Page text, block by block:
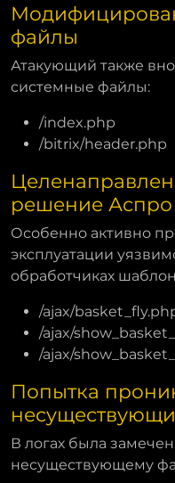
файлы
Атакующий также
системные файлы:
/index.php
/bitrix/header.php
решение Аспро
Особенно активно
эксплуатации
обработчиках
/ajax/
/ajax/
/ajax/
Попытка
В логах была
несуществующему